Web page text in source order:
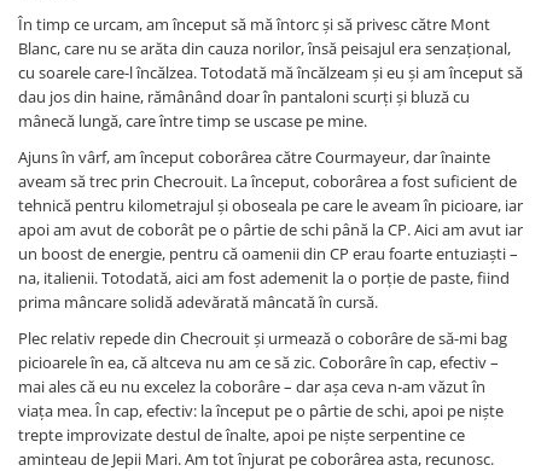
În timp ce urcam, am început să mă întorc și să privesc către Mont
Blanc, care nu se arăta din cauza norilor, însă peisajul era senzațional,
cu soarele care-l încălzea. Totodată mă încălzeam și eu și am început să
dau jos din haine, rămânând doar în pantaloni scurți și bluză cu
mânecă lungă, care între timp se uscase pe mine.
Ajuns în vârf, am început coborârea către Courmayeur, dar înainte
aveam să trec prin Checrouit. La început, coborârea a fost suficient de
tehnică pentru kilometrajul și oboseala pe care le aveam în picioare, iar
apoi am avut de coborât pe o pârtie de schi până la CP. Aici am avut iar
un boost de energie, pentru că oamenii din CP erau foarte entuziaști –
na, italienii. Totodată, aici am fost ademenit la o porție de paste, fiind
prima mâncare solidă adevărată mâncată în cursă.
Plec relativ repede din Checrouit și urmează o coborâre de să-mi bag
picioarele în ea, că altceva nu am ce să zic. Coborâre în cap, efectiv –
mai ales că eu nu excelez la coborâre – dar așa ceva n-am văzut în
viața mea. În cap, efectiv: la început pe o pârtie de schi, apoi pe niște
trepte improvizate destul de înalte, apoi pe niște serpentine ce
aminteau de Jepii Mari. Am tot înjurat pe coborârea asta, recunosc.